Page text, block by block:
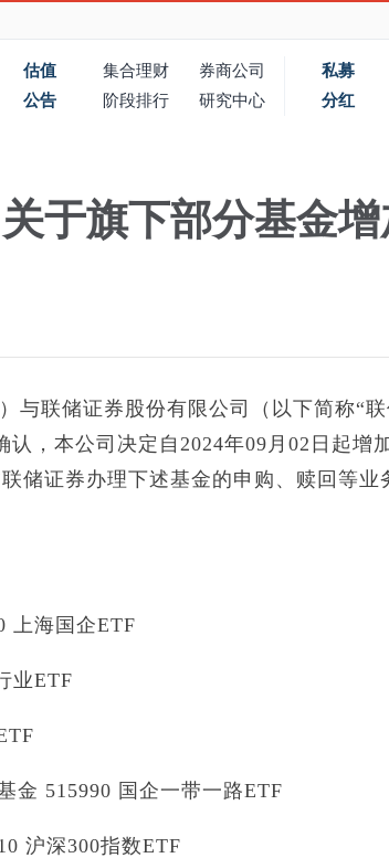
估值 集合理财
券商公司
公告
阶段排行 研究中心
私募
分红
于旗下部分基金
与联储证券股份有限公司（以下简称“
，本公司决定自2024年09月02日起增
储证券办理下述基金的申购、赎回等业
上海国企ETF
业ETF
金 515990 国企一带一路ETF
沪深300指数ETF